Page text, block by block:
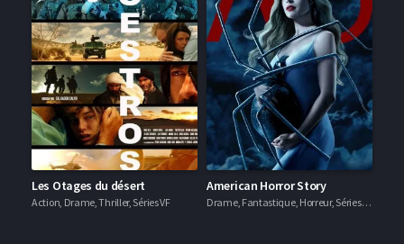
Les Otages du désert
Action, Drame, Thriller, Séries VF
American Horror Story
Drame, Fantastique, Horreur, Séries VF